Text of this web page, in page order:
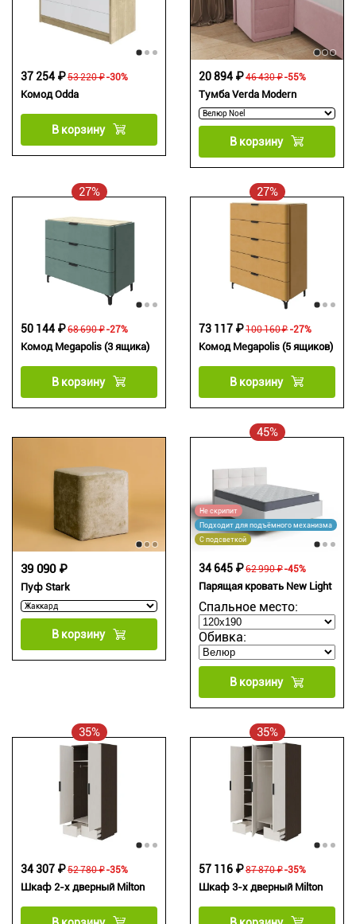
Комод Odda
53 220 ₽
37 254 ₽ -30%
В корзину
Тумба Verda Modern
46 430 ₽
20 894 ₽ -55%
В корзину
27%
Комод Megapolis (3 ящика)
68 690 ₽
50 144 ₽ -27%
В корзину
27%
Комод Megapolis (5 ящиков)
100 160 ₽
73 117 ₽ -27%
В корзину
Пуф Stark
39 090 ₽
В корзину
45%
Не скрипит
Подходит для подъёмного механизма
С подсветкой
Парящая кровать New Light
Спальное место:
Обивка:
62 990 ₽
34 645 ₽ -45%
В корзину
35%
Шкаф 2-х дверный Milton
52 780 ₽
34 307 ₽ -35%
35%
Шкаф 3-х дверный Milton
87 870 ₽
57 116 ₽ -35%